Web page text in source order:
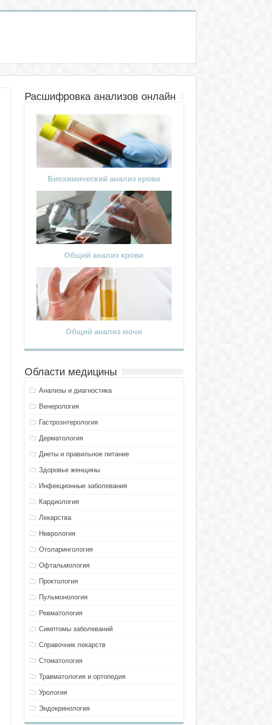
Расшифровка анализов онлайн
Биохимический анализ крови
Общий анализ крови
Общий анализ мочи
Области медицины
Анализы и диагностика
Венерология
Гастроэнтерология
Дерматология
Диеты и правильное питание
Здоровье женщины
Инфекционные заболевания
Кардиология
Лекарства
Неврология
Отоларингология
Офтальмология
Проктология
Пульмонология
Ревматология
Симптомы заболеваний
Справочник лекарств
Стоматология
Травматология и ортопедия
Урология
Эндокринология